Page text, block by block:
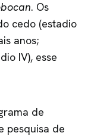
. Os
cedo (estadio
anos;
IV), esse
de
pesquisa de